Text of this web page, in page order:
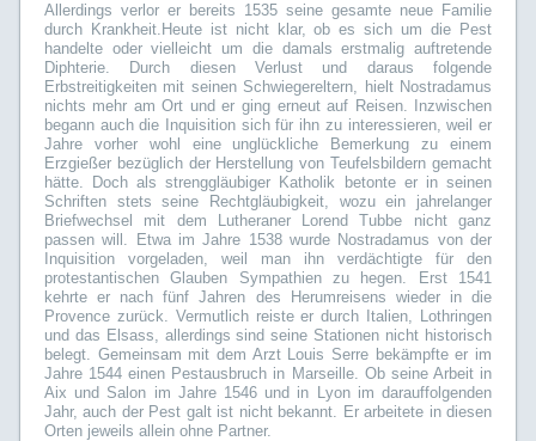
Allerdings verlor er bereits 1535 seine gesamte neue Familie
durch Krankheit.Heute ist nicht klar, ob es sich um die Pest
handelte oder vielleicht um die damals erstmalig auftretende
Diphterie. Durch diesen Verlust und daraus folgende
Erbstreitigkeiten mit seinen Schwiegereltern, hielt Nostradamus
nichts mehr am Ort und er ging erneut auf Reisen. Inzwischen
begann auch die Inquisition sich für ihn zu interessieren, weil er
Jahre vorher wohl eine unglückliche Bemerkung zu einem
Erzgießer bezüglich der Herstellung von Teufelsbildern gemacht
hätte. Doch als strenggläubiger Katholik betonte er in seinen
Schriften stets seine Rechtgläubigkeit, wozu ein jahrelanger
Briefwechsel mit dem Lutheraner Lorend Tubbe nicht ganz
passen will. Etwa im Jahre 1538 wurde Nostradamus von der
Inquisition vorgeladen, weil man ihn verdächtigte für den
protestantischen Glauben Sympathien zu hegen. Erst 1541
kehrte er nach fünf Jahren des Herumreisens wieder in die
Provence zurück. Vermutlich reiste er durch Italien, Lothringen
und das Elsass, allerdings sind seine Stationen nicht historisch
belegt. Gemeinsam mit dem Arzt Louis Serre bekämpfte er im
Jahre 1544 einen Pestausbruch in Marseille. Ob seine Arbeit in
Aix und Salon im Jahre 1546 und in Lyon im darauffolgenden
Jahr, auch der Pest galt ist nicht bekannt. Er arbeitete in diesen
Orten jeweils allein ohne Partner.